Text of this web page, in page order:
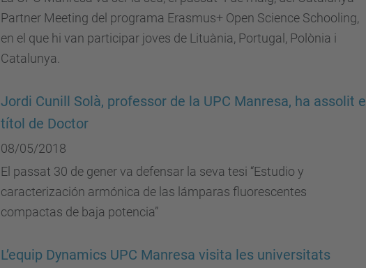
Partner Meeting del programa Erasmus+ Open Science Schooling,
en el que hi van participar joves de Lituània, Portugal, Polònia i
Catalunya.
Jordi Cunill Solà, professor de la UPC Manresa, ha assolit el
títol de Doctor
08/05/2018
El passat 30 de gener va defensar la seva tesi “Estudio y
caracterización armónica de las lámparas fluorescentes
compactas de baja potencia”
L’equip Dynamics UPC Manresa visita les universitats